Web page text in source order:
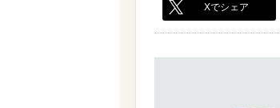
Xでシェア